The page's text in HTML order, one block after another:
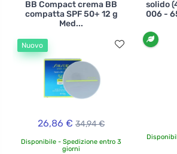
BB Compact crema BB
compatta SPF 50+ 12 g
Med...
Nuovo
26,86 € 34,94 €
Disponibile - Spedizione entro 3
giorni
solido
006 -